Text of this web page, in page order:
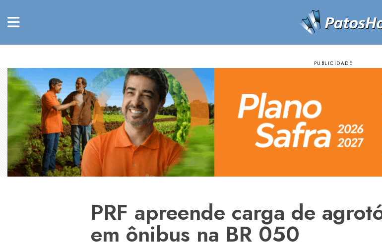
PRF apreende carga de
em ônibus na BR 050